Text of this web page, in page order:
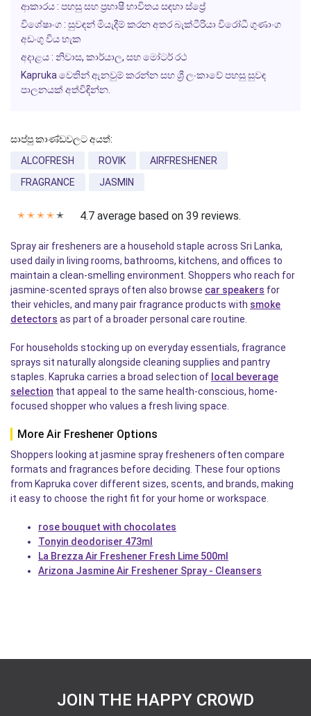
ආකාරය : පහසු සහ ප්‍රභාෂී භාවිතය සඳහා ස්ප්‍රේ
විශේෂාංග : සුවඳන් මියැදීම් කරන අතර බැක්ටීරියා විරෝධී ගුණාංග
අඩංගු විය හැක
අදාළය : නිවාස, කාර්යාල, සහ මෝටර් රථ
Kapruka වෙතින් ඇනවුම් කරන්න සහ ශ්‍රී ලංකාවේ පහසු සුවඳ
පාලනයක් අත්විඳින්න.
සාප්පු කාණ්ඩවලට අයත්:
ALCOFRESH
ROVIK
AIRFRESHENER
FRAGRANCE
JASMIN
✭ ✭ ✭ ✭ ✭ 4.7 average based on 39 reviews.
Spray air fresheners are a household staple across Sri Lanka,
used daily in living rooms, bathrooms, kitchens, and offices to
maintain a clean-smelling environment. Shoppers who reach for
jasmine-scented sprays often also browse car speakers for
their vehicles, and many pair fragrance products with smoke
detectors as part of a broader personal care routine.
For households stocking up on everyday essentials, fragrance
sprays sit naturally alongside cleaning supplies and pantry
staples. Kapruka carries a broad selection of local beverage
selection that appeal to the same health-conscious, home-
focused shopper who values a fresh living space.
More Air Freshener Options
Shoppers looking at jasmine spray fresheners often compare
formats and fragrances before deciding. These four options
from Kapruka cover different sizes, scents, and brands, making
it easy to choose the right fit for your home or workspace.
rose bouquet with chocolates
Tonyin deodoriser 473ml
La Brezza Air Freshener Fresh Lime 500ml
Arizona Jasmine Air Freshener Spray - Cleansers
JOIN THE HAPPY CROWD